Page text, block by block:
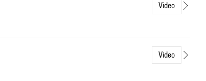
Video
Video